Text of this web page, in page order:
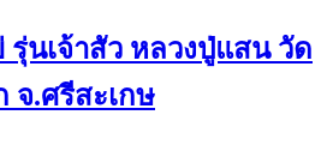
รุ่นเจ้าสัว หลวงปู่แสน วัด
จ.ศรีสะเกษ